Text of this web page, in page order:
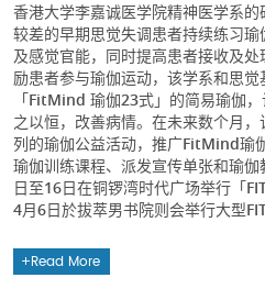
香港大学李嘉诚医学院精神医学系
较差的早期思觉失调患者持续练习
及感觉官能，同时提高患者接收及
励患者参与瑜伽运动，该学系和思
「FitMind 瑜伽23式」的简易瑜伽
之以恒，改善病情。在未来数个月
列的瑜伽公益活动，推广FitMind瑜
瑜伽训练课程、派发宣传单张和瑜
日至16日在铜锣湾时代广场举行「
4月6日於拔萃男书院则会举行大型
Read More